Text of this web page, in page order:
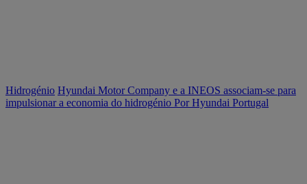
Hidrogénio Hyundai Motor Company e a INEOS associam-se para
impulsionar a economia do hidrogénio Por Hyundai Portugal